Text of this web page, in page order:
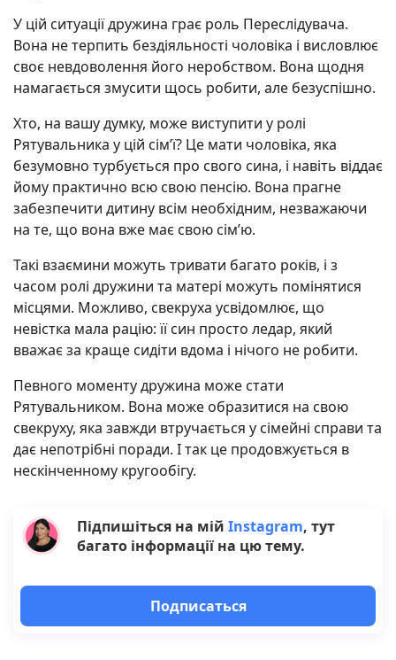
У цій ситуації дружина грає роль Переслідувача.
Вона не терпить бездіяльності чоловіка і висловлює
своє невдоволення його неробством. Вона щодня
намагається змусити щось робити, але безуспішно.
Хто, на вашу думку, може виступити у ролі
Рятувальника у цій сім’ї? Це мати чоловіка, яка
безумовно турбується про свого сина, і навіть віддає
йому практично всю свою пенсію. Вона прагне
забезпечити дитину всім необхідним, незважаючи
на те, що вона вже має свою сім’ю.
Такі взаємини можуть тривати багато років, і з
часом ролі дружини та матері можуть помінятися
місцями. Можливо, свекруха усвідомлює, що
невістка мала рацію: її син просто ледар, який
вважає за краще сидіти вдома і нічого не робити.
Певного моменту дружина може стати
Рятувальником. Вона може образитися на свою
свекруху, яка завжди втручається у сімейні справи та
дає непотрібні поради. І так це продовжується в
нескінченному кругообігу.
Підпишіться на мій Instagram, тут
багато інформації на цю тему.
Подписаться